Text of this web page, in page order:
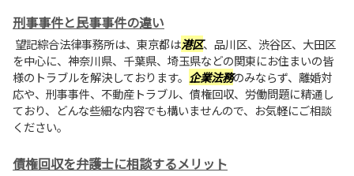
刑事事件と民事事件の違い
望記綜合法律事務所は、東京都は港区、品川区、渋谷区、大田区
を中心に、神奈川県、千葉県、埼玉県などの関東にお住まいの皆
様のトラブルを解決しております。 企業法務のみならず、離婚対
応や、刑事事件、不動産トラブル、債権回収、労働問題に精通し
ており、どんな些細な内容でも構いませんので、お気軽にご相談
ください。
債権回収を弁護士に相談するメリット